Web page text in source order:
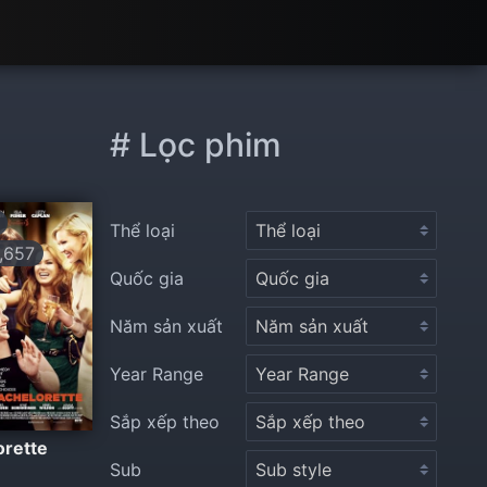
# Lọc phim
Thể loại
Quốc gia
Năm sản xuất
Year Range
Sắp xếp theo
Sub